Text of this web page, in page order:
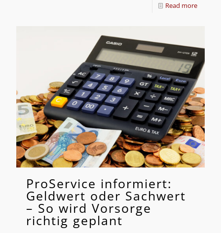
Read more
ProService informiert:
Geldwert oder Sachwert
– So wird Vorsorge
richtig geplant